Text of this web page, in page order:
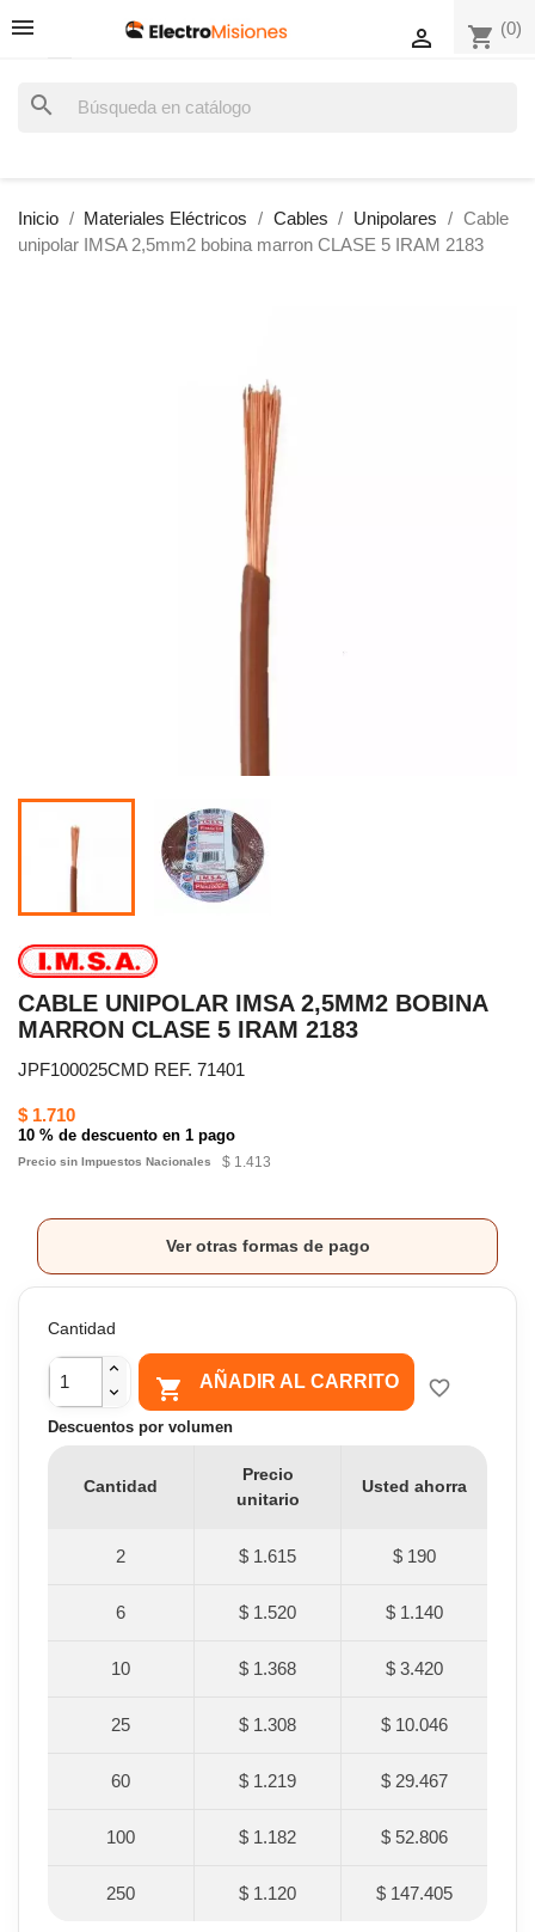
shopping_cart (0)

search
Inicio Materiales Eléctricos Cables Unipolares
Cable
unipolar IMSA 2,5mm2 bobina marron CLASE 5 IRAM 2183
CABLE UNIPOLAR IMSA 2,5MM2 BOBINA
MARRON CLASE 5 IRAM 2183
JPF100025CMD REF. 71401
$ 1.710
10 % de descuento en 1 pago
Precio sin Impuestos Nacionales $ 1.413
Ver otras formas de pago
Cantidad
 AÑADIR AL CARRITO favorite_border
Descuentos por volumen
Cantidad
Precio
unitario
Usted ahorra
2 $ 1.615 $ 190
6 $ 1.520 $ 1.140
10 $ 1.368 $ 3.420
25 $ 1.308 $ 10.046
60 $ 1.219 $ 29.467
100 $ 1.182 $ 52.806
250 $ 1.120 $ 147.405